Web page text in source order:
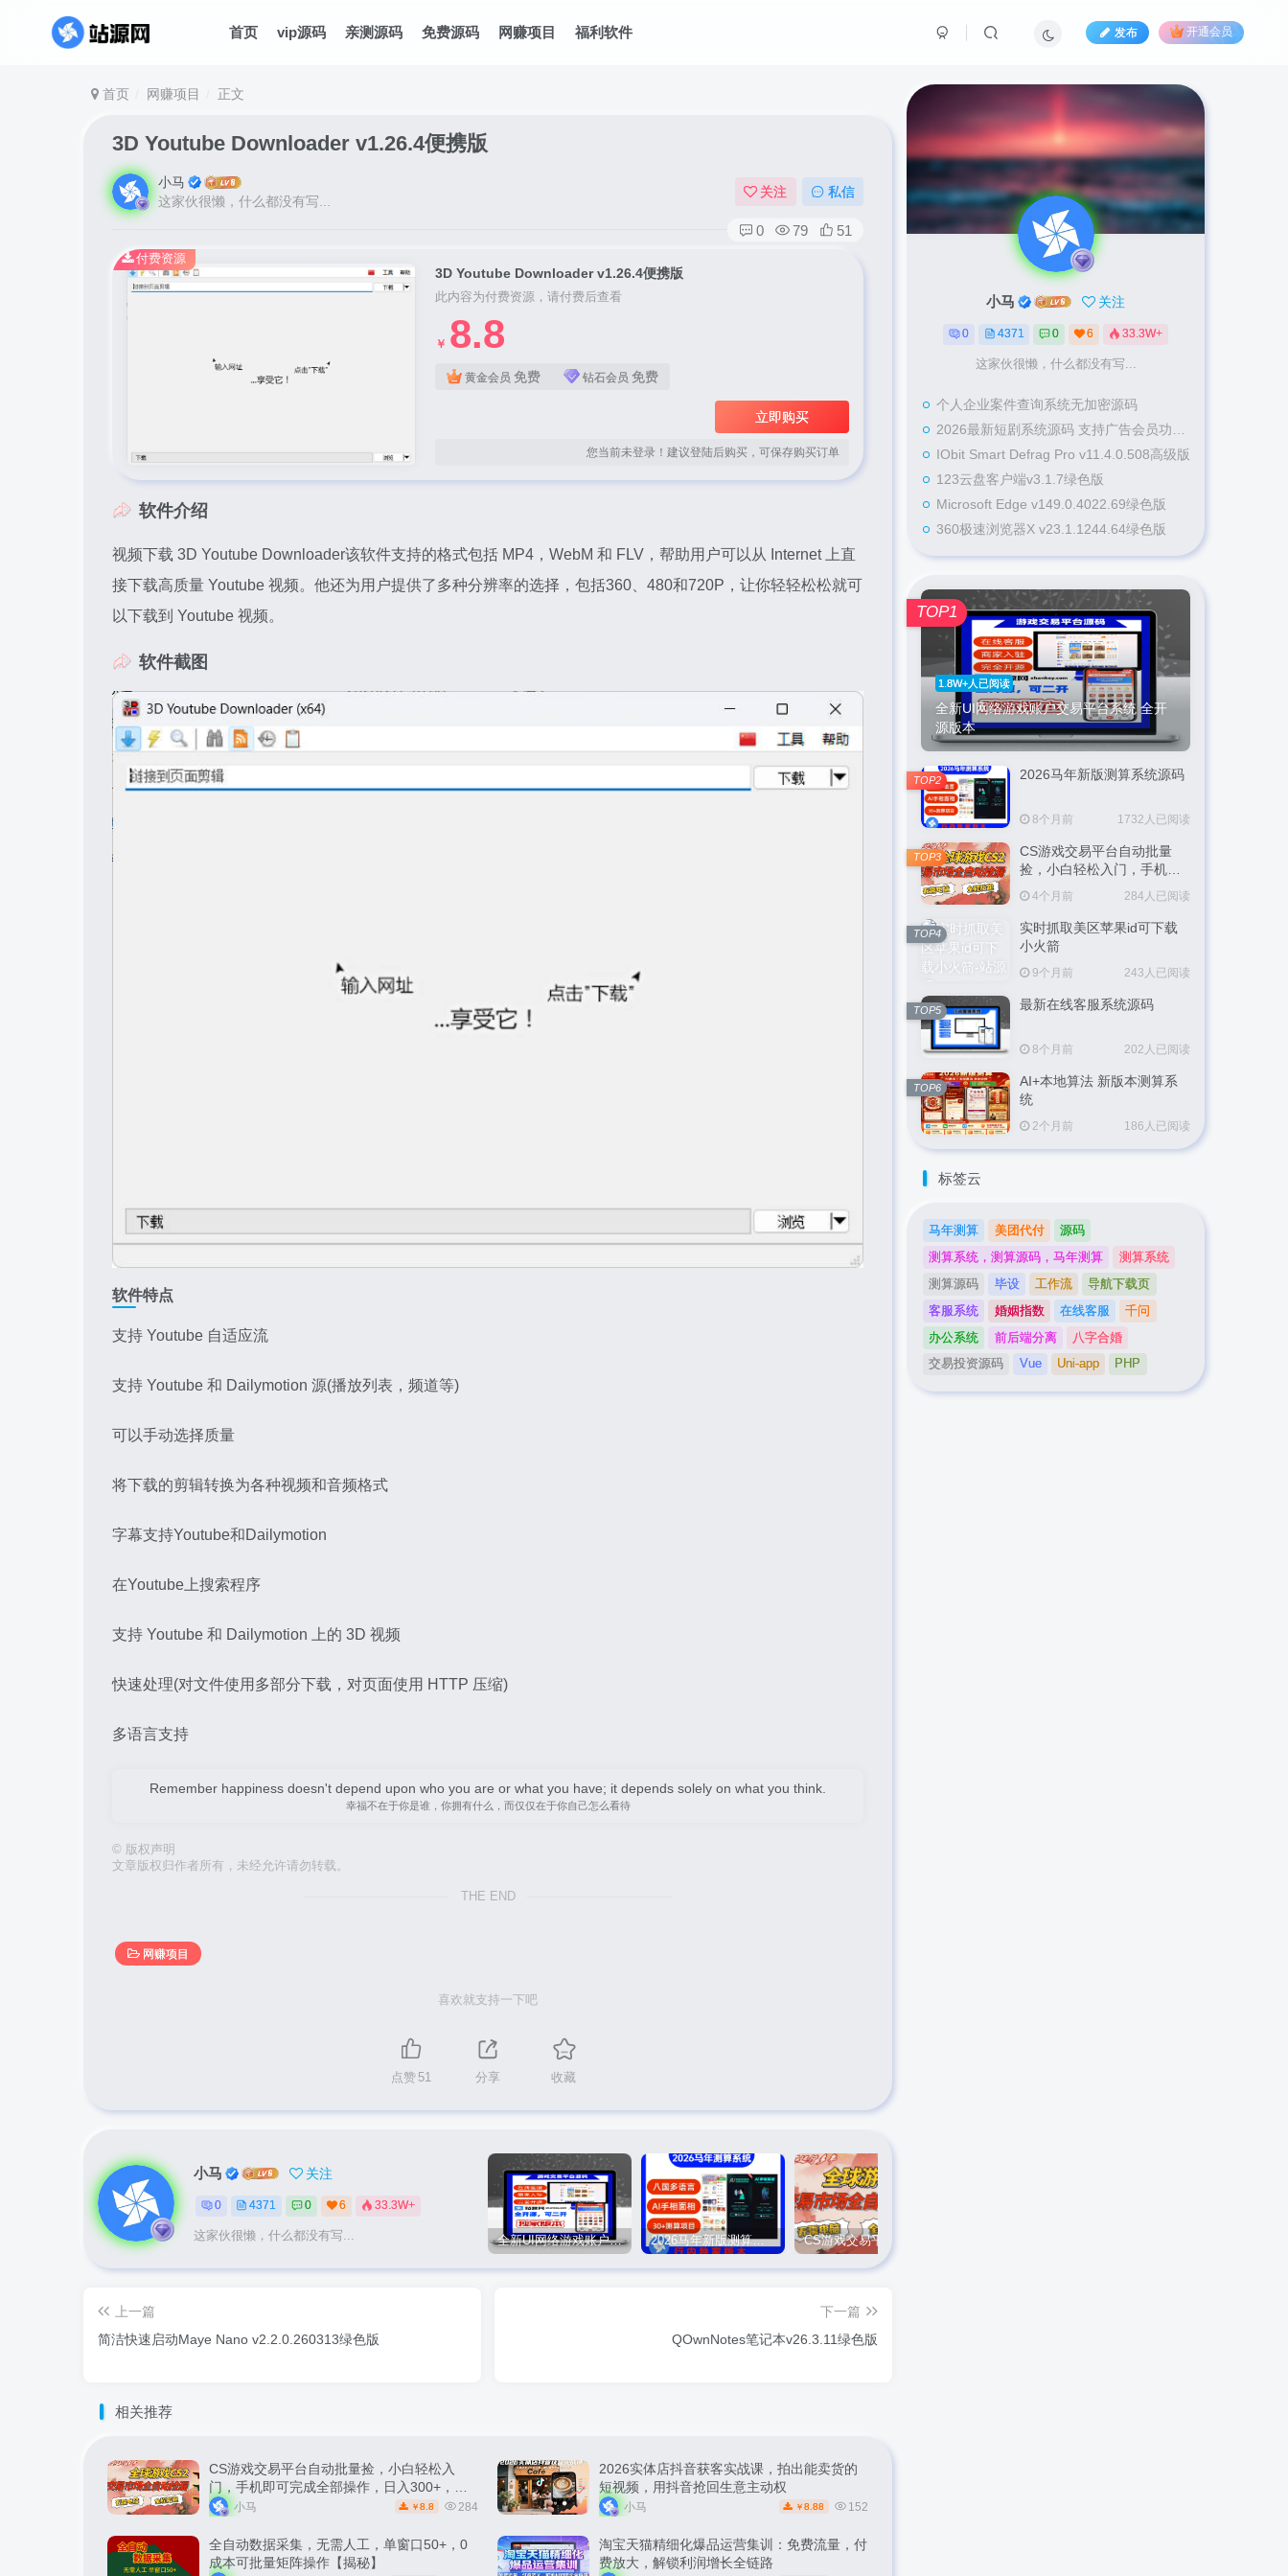
首页 vip源码 亲测源码 免费源码 网赚项目 福利软件 发布 开通会员
首页 网赚项目 正文
3D Youtube Downloader v1.26.4便携版
小马
这家伙很懒，什么都没有写...
关注 私信
0 79 51
3D Youtube Downloader v1.26.4便携版
此内容为付费资源，请付费后查看
￥ 8.8
黄金会员 免费 钻石会员 免费
立即购买
您当前未登录！建议登陆后购买，可保存购买订单
付费资源
软件介绍
视频下载 3D Youtube Downloader该软件支持的格式包括 MP4，WebM 和 FLV，帮助用户可以从 Internet 上直
接下载高质量 Youtube 视频。他还为用户提供了多种分辨率的选择，包括360、480和720P，让你轻轻松松就可
以下载到 Youtube 视频。
软件截图
软件特点
支持 Youtube 自适应流
支持 Youtube 和 Dailymotion 源(播放列表，频道等)
可以手动选择质量
将下载的剪辑转换为各种视频和音频格式
字幕支持Youtube和Dailymotion
在Youtube上搜索程序
支持 Youtube 和 Dailymotion 上的 3D 视频
快速处理(对文件使用多部分下载，对页面使用 HTTP 压缩)
多语言支持
Remember happiness doesn't depend upon who you are or what you have; it depends solely on what you think.
幸福不在于你是谁，你拥有什么，而仅仅在于你自己怎么看待
© 版权声明
文章版权归作者所有，未经允许请勿转载。
THE END
网赚项目
喜欢就支持一下吧
点赞 51 分享 收藏
小马 关注
0 4371 0 6 33.3W+
这家伙很懒，什么都没有写... 全新UI网络游戏账户交易平台系统 全开源版本 2026马年新版测算系统源码
上一篇
简洁快速启动Maye Nano v2.2.0.260313绿色版
下一篇
QOwnNotes笔记本v26.3.11绿色版
相关推荐
CS游戏交易平台自动批量捡，小白轻松入
门，手机即可完成全部操作，日入300+，轻
松副业【揭秘】
小马 ￥ 8.8 284
2026实体店抖音获客实战课，拍出能卖货的
短视频，用抖音抢回生意主动权
小马 ￥ 8.88 152
全自动数据采集，无需人工，单窗口50+，0
成本可批量矩阵操作【揭秘】
淘宝天猫精细化爆品运营集训：免费流量，付
费放大，解锁利润增长全链路
小马 关注
0 4371 0 6 33.3W+
这家伙很懒，什么都没有写...
个人企业案件查询系统无加密源码
2026最新短剧系统源码 支持广告会员功能齐全短剧源码
IObit Smart Defrag Pro v11.4.0.508高级版
123云盘客户端v3.1.7绿色版
Microsoft Edge v149.0.4022.69绿色版
360极速浏览器X v23.1.1244.64绿色版
1.8W+人已阅读
全新UI网络游戏账户交易平台系统 全开
源版本
TOP1
2026马年新版测算系统源码
8个月前 1732人已阅读
TOP2
CS游戏交易平台自动批量
捡，小白轻松入门，手机即
可完成全部操作，日入
300+，轻松副业【揭秘】
4个月前 284人已阅读
TOP3
实时抓取美区苹果id可下载
小火箭
9个月前 243人已阅读
TOP4
最新在线客服系统源码
8个月前 202人已阅读
TOP5
AI+本地算法 新版本测算系
统
2个月前 186人已阅读
TOP6
标签云
马年测算 美团代付
源码
测算系统，测算源码，马年测算
测算系统
测算源码
毕设 工作流
导航下载页
客服系统
婚姻指数 在线客服
千问
办公系统
前后端分离
八字合婚
交易投资源码
Vue Uni-app PHP